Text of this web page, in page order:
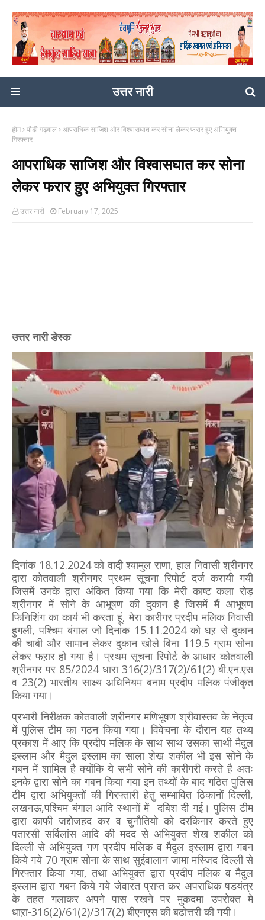
उत्तर नारी
होम पौड़ी गढ़वाल आपराधिक साजिश और विश्वासघात कर सोना लेकर फरार हुए अभियुक्त
गिरफ्तार
आपराधिक साजिश और विश्वासघात कर सोना
लेकर फरार हुए अभियुक्त गिरफ्तार
उत्तर नारी February 17, 2025
उत्तर नारी डेस्क
दिनांक 18.12.2024 को वादी श्यामुल राणा, हाल निवासी श्रीनगर
द्वारा कोतवाली श्रीनगर प्रथम सूचना रिपोर्ट दर्ज करायी गयी
जिसमें उनके द्वारा अंकित किया गया कि मेरी काष्ट कला रोड़
श्रीनगर में सोने के आभूषण की दुकान है जिसमें मैं आभूषण
फिनिशिंग का कार्य भी करता हूं, मेरा कारीगर प्रदीप मलिक निवासी
हुगली, पश्चिम बंगाल जो दिनांक 15.11.2024 को घऱ से दुकान
की चाबी और सामान लेकर दुकान खोले बिना 119.5 ग्राम सोना
लेकर फऱार हो गया है। प्रथम सूचना रिपोर्ट के आधार कोतवाली
श्रीनगर पर 85/2024 धारा 316(2)/317(2)/61(2) बी.एन.एस
व 23(2) भारतीय साक्ष्य अधिनियम बनाम प्रदीप मलिक पंजीकृत
किया गया।
प्रभारी निरीक्षक कोतवाली श्रीनगर मणिभूषण श्रीवास्तव के नेतृत्व
में पुलिस टीम का गठन किया गया। विवेचना के दौरान यह तथ्य
प्रकाश में आए कि प्रदीप मलिक के साथ साथ उसका साथी मैदुल
इस्लाम और मैदुल इस्लाम का साला शेख शकील भी इस सोने के
गबन में शामिल है क्योंकि ये सभी सोने की कारीगरी करते है अतः
इनके द्वारा सोने का गबन किया गया इन तथ्यों के बाद गठित पुलिस
टीम द्वारा अभियुक्तों की गिरफ्तारी हेतु सम्भावित ठिकानों दिल्ली,
लखनऊ,पश्चिम बंगाल आदि स्थानों में दबिश दी गई। पुलिस टीम
द्वारा काफी जद्दोजहद कर व चुनौतियो को दरकिनार करते हुए
पतारसी सर्विलांस आदि की मदद से अभियुक्त शेख शकील को
दिल्ली से अभियुक्त गण प्रदीप मलिक व मैदुल इस्लाम द्वारा गबन
किये गये 70 ग्राम सोना के साथ सुईवालान जामा मस्जिद दिल्ली से
गिरफ्तार किया गया, तथा अभियुक्त द्वारा प्रदीप मलिक व मैदुल
इस्लाम द्वारा गबन किये गये जेवारत प्राप्त कर अपराधिक षडयंत्र
के तहत गलाकर अपने पास रखने पर मुकदमा उपरोक्त मे
धाऱा-316(2)/61(2)/317(2) बीएनएस की बढोत्तरी की गयी।